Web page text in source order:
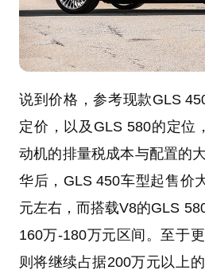
说到价格，参考现款GLS
定价，以及GLS 580的定位
动机的排量税成本与配置的
华后，GLS 450车型起售价
元左右，而搭载V8的GLS
160万-180万元区间。至于
则将继续占据200万元以上